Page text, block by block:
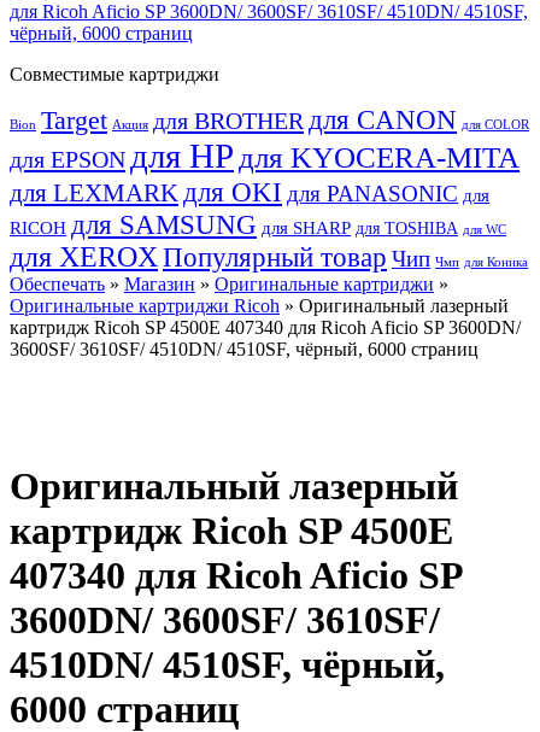
Совместимые картриджи
Bion Target Акция для BROTHER для CANON для COLOR
для EPSON для HP для KYOCERA-MITA
для LEXMARK для OKI для PANASONIC для
RICOH для SAMSUNG для SHARP для TOSHIBA для WC
для XEROX Популярный товар Чип Чмп для Коника
Обеспечать » Магазин » Оригинальные картриджи »
Оригинальные картриджи Ricoh » Оригинальный лазерный
картридж Ricoh SP 4500E 407340 для Ricoh Aficio SP 3600DN/
3600SF/ 3610SF/ 4510DN/ 4510SF, чёрный, 6000 страниц
Оригинальный лазерный
картридж Ricoh SP 4500E
407340 для Ricoh Aficio SP
3600DN/ 3600SF/ 3610SF/
4510DN/ 4510SF, чёрный,
6000 страниц